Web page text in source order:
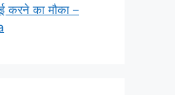
करने का मौका –